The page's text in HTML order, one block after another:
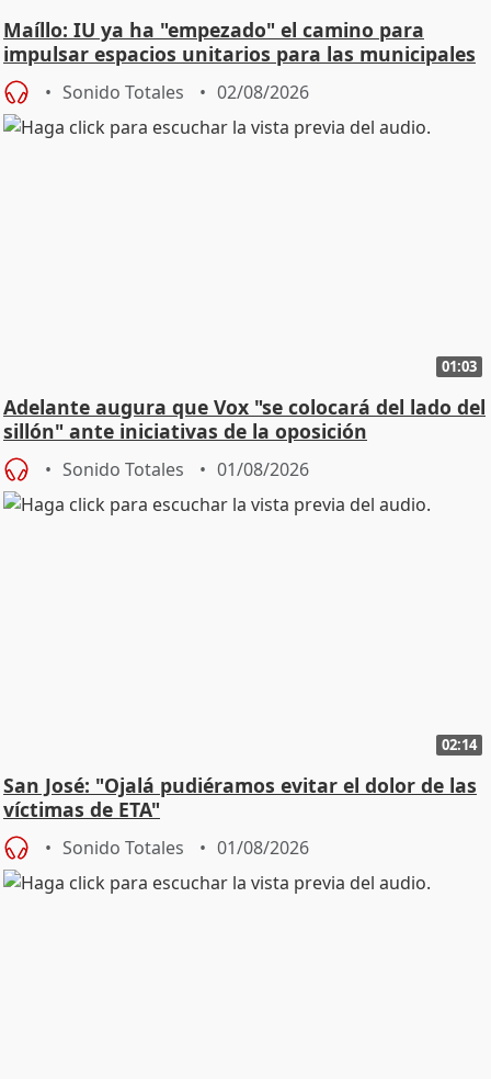
Maíllo: IU ya ha "empezado" el camino para
impulsar espacios unitarios para las municipales
Sonido Totales 02/08/2026
01:03
Adelante augura que Vox "se colocará del lado del
sillón" ante iniciativas de la oposición
Sonido Totales 01/08/2026
02:14
San José: "Ojalá pudiéramos evitar el dolor de las
víctimas de ETA"
Sonido Totales 01/08/2026